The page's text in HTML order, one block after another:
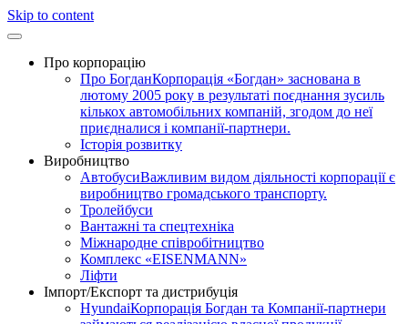
Skip to content
Про корпорацію
Про БогданКорпорація «Богдан» заснована в
лютому 2005 року в результаті поєднання зусиль
кількох автомобільних компаній, згодом до неї
приєдналися і компанії-партнери.
Історія розвитку
Виробництво
АвтобусиВажливим видом діяльності корпорації є
виробництво громадського транспорту.
Тролейбуси
Вантажні та спецтехніка
Міжнародне співробітництво
Комплекс «EISENMANN»
Ліфти
Імпорт/Експорт та дистрибуція
HyundaiКорпорація Богдан та Компанії-партнери